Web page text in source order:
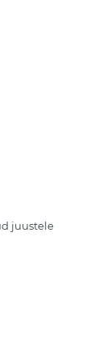
juustele